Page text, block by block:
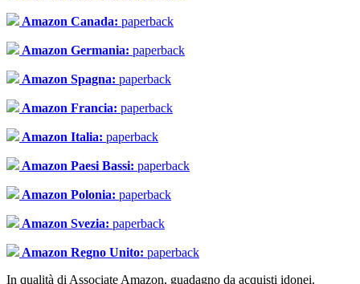
Amazon Canada: paperback
Amazon Germania: paperback
Amazon Spagna: paperback
Amazon Francia: paperback
Amazon Italia: paperback
Amazon Paesi Bassi: paperback
Amazon Polonia: paperback
Amazon Svezia: paperback
Amazon Regno Unito: paperback
In qualità di Associate Amazon, guadagno da acquisti idonei.